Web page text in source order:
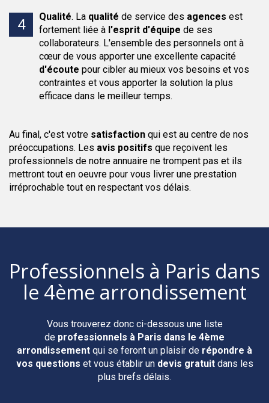
Qualité. La qualité de service des agences est
fortement liée à l'esprit d'équipe de ses
collaborateurs. L'ensemble des personnels ont à
cœur de vous apporter une excellente capacité
d'écoute pour cibler au mieux vos besoins et vos
contraintes et vous apporter la solution la plus
efficace dans le meilleur temps.
Au final, c'est votre satisfaction qui est au centre de nos
préoccupations. Les avis positifs que reçoivent les
professionnels de notre annuaire ne trompent pas et ils
mettront tout en oeuvre pour vous livrer une prestation
irréprochable tout en respectant vos délais.
Professionnels à Paris dans
le 4ème arrondissement
Vous trouverez donc ci-dessous une liste
de professionnels à Paris dans le 4ème
arrondissement qui se feront un plaisir de répondre à
vos questions et vous établir un devis gratuitdans les
plus brefs délais.